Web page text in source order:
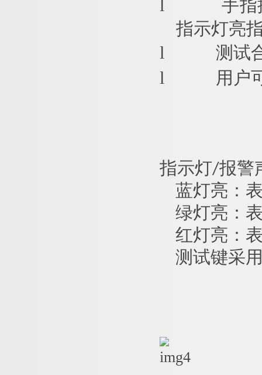
l
手指
指示灯亮
l 测试
l 用户
指示灯/报警
蓝灯亮：
绿灯亮：
红灯亮：
测试键采